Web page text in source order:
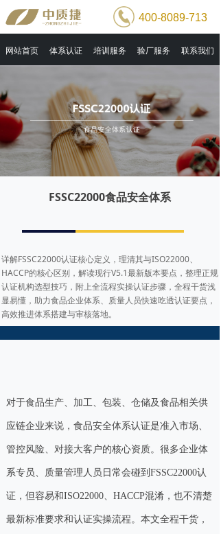
网站首页 体系认证 培训服务 验厂服务 联系我们
400-8089-713
FSSC22000食品安全体系
详解FSSC22000认证核心定义，理清其与ISO22000、
HACCP的核心区别，解读现行V5.1最新版本要点，整理正规
认证机构选型技巧，附上全流程实操认证步骤，全程干货浅
显易懂，助力食品企业体系、质量人员快速吃透认证要点，
高效推进体系搭建与审核落地。
对于食品生产、加工、包装、仓储及食品相关供
应链企业来说，食品安全体系认证是准入市场、
管控风险、对接大客户的核心资质。很多企业体
系专员、质量管理人员日常会碰到FSSC22000认
证，但容易和ISO22000、HACCP混淆，也不清楚
最新标准要求和认证实操流程。本文全程干货，